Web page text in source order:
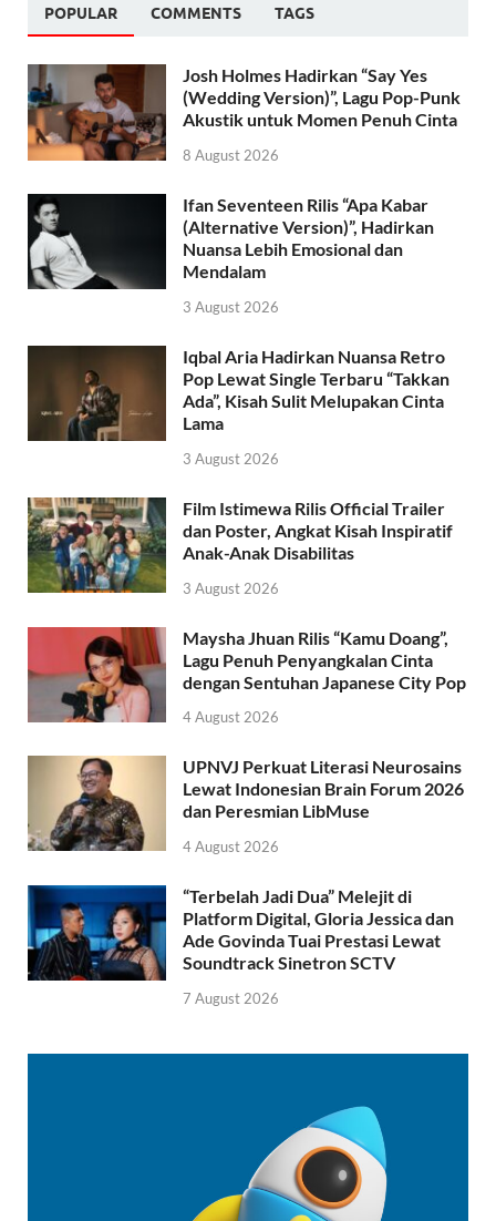
POPULAR COMMENTS TAGS
Josh Holmes Hadirkan “Say Yes
(Wedding Version)”, Lagu Pop-Punk
Akustik untuk Momen Penuh Cinta
8 August 2026
Ifan Seventeen Rilis “Apa Kabar
(Alternative Version)”, Hadirkan
Nuansa Lebih Emosional dan
Mendalam
3 August 2026
Iqbal Aria Hadirkan Nuansa Retro
Pop Lewat Single Terbaru “Takkan
Ada”, Kisah Sulit Melupakan Cinta
Lama
3 August 2026
Film Istimewa Rilis Official Trailer
dan Poster, Angkat Kisah Inspiratif
Anak-Anak Disabilitas
3 August 2026
Maysha Jhuan Rilis “Kamu Doang”,
Lagu Penuh Penyangkalan Cinta
dengan Sentuhan Japanese City Pop
4 August 2026
UPNVJ Perkuat Literasi Neurosains
Lewat Indonesian Brain Forum 2026
dan Peresmian LibMuse
4 August 2026
“Terbelah Jadi Dua” Melejit di
Platform Digital, Gloria Jessica dan
Ade Govinda Tuai Prestasi Lewat
Soundtrack Sinetron SCTV
7 August 2026